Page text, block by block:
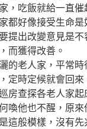
，吃飯就給一直
都好像接受生命
提出改變意見是
而獲得改善。
的老人家，平常
定時定候就會回
房查探各老人家
喚他也不醒，原
這般模樣，沒有